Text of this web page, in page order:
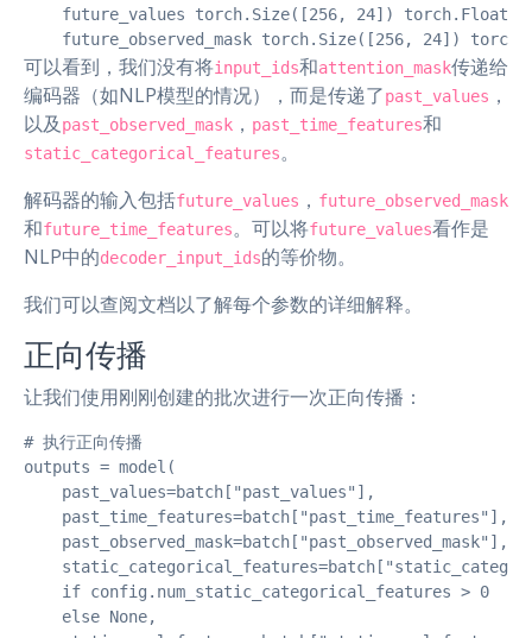
future_values torch.Size([256, 24])
future_observed_mask torch.Size([256, 24])
可以看到，我们没有将input_ids和attention_mask传递给
编码器（如NLP模型的情况），而是传递了past_values ，
以及 past_observed_mask ， past_time_features和
static_categorical_features。
解码器的输入包括future_values ， future_observed_mask
和future_time_features。可以将future_values看作是
NLP中的decoder_input_ids的等价物。
我们可以查阅文档以了解每个参数的详细解释。
正向传播
让我们使用刚刚创建的批次进行一次正向传播：
# 执行正向传播
outputs = model(
    past_values=batch["past_values"],
    past_time_features=batch["past_time_features"],
    past_observed_mask=batch["past_observed_mask"],
    if config.num_static_categorical_features > 0
    else None,